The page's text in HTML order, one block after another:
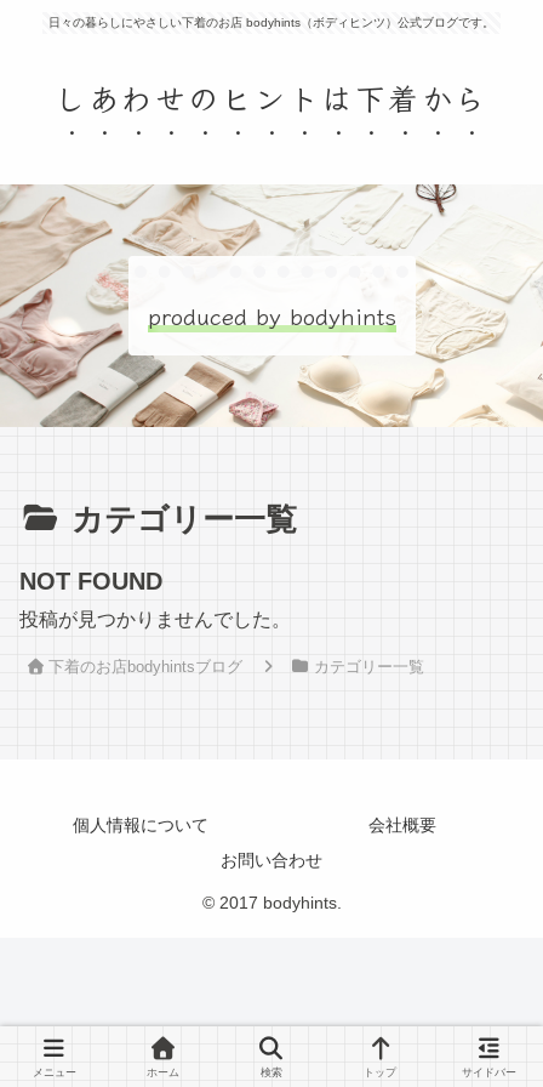
日々の暮らしにやさしい下着のお店 bodyhints（ボディヒンツ）公式ブログです。
しあわせのヒントは下着から
produced by bodyhints
カテゴリー一覧
NOT FOUND
投稿が見つかりませんでした。
下着のお店bodyhintsブログ カテゴリー一覧
個人情報について
会社概要
お問い合わせ
© 2017 bodyhints.
メニュー ホーム 検索 トップ サイドバー